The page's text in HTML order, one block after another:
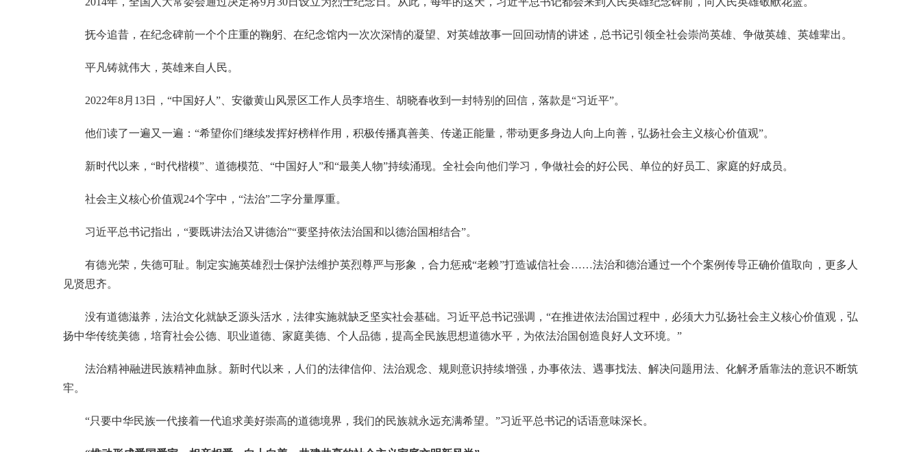
抚今追昔，在纪念碑前一个个庄重的鞠躬、在纪念馆内一次次深情的凝望、对英雄故事一回回动情的讲述，总书记引领全社会崇尚英雄、争做英雄、英雄辈出。
平凡铸就伟大，英雄来自人民。
2022年8月13日，“中国好人”、安徽黄山风景区工作人员李培生、胡晓春收到一封特别的回信，落款是“习近平”。
他们读了一遍又一遍：“希望你们继续发挥好榜样作用，积极传播真善美、传递正能量，带动更多身边人向上向善，弘扬社会主义核心价值观”。
新时代以来，“时代楷模”、道德模范、“中国好人”和“最美人物”持续涌现。全社会向他们学习，争做社会的好公民、单位的好员工、家庭的好成员。
社会主义核心价值观24个字中，“法治”二字分量厚重。
习近平总书记指出，“要既讲法治又讲德治”“要坚持依法治国和以德治国相结合”。
有德光荣，失德可耻。制定实施英雄烈士保护法维护英烈尊严与形象，合力惩戒“老赖”打造诚信社会……法治和德治通过一个个案例传导正确价值取向，更多人
见贤思齐。
没有道德滋养，法治文化就缺乏源头活水，法律实施就缺乏坚实社会基础。习近平总书记强调，“在推进依法治国过程中，必须大力弘扬社会主义核心价值观，弘
扬中华传统美德，培育社会公德、职业道德、家庭美德、个人品德，提高全民族思想道德水平，为依法治国创造良好人文环境。”
法治精神融进民族精神血脉。新时代以来，人们的法律信仰、法治观念、规则意识持续增强，办事依法、遇事找法、解决问题用法、化解矛盾靠法的意识不断筑
牢。
“只要中华民族一代接着一代追求美好崇高的道德境界，我们的民族就永远充满希望。”习近平总书记的话语意味深长。